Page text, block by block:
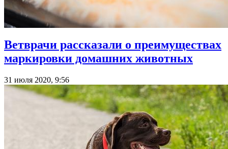
Ветврачи рассказали о преимуществах
маркировки домашних животных
31 июля 2020, 9:56